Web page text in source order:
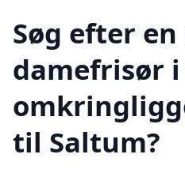
Søg efter
damefrisør i
til Saltum?